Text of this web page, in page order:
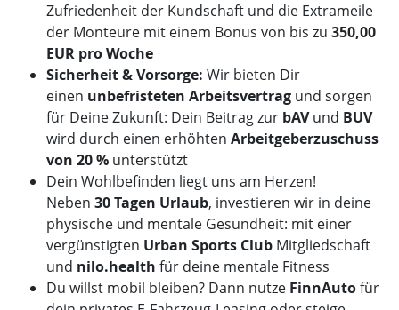
Zufriedenheit der Kundschaft und die Extrameile
der Monteure mit einem Bonus von bis zu 350,00
EUR pro Woche
Sicherheit & Vorsorge: Wir bieten Dir
einen unbefristeten Arbeitsvertrag und sorgen
für Deine Zukunft: Dein Beitrag zur bAVund BUV
wird durch einen erhöhten Arbeitgeberzuschuss
von 20 % unterstützt
Dein Wohlbefinden liegt uns am Herzen!
Neben 30 Tagen Urlaub, investieren wir in deine
physische und mentale Gesundheit: mit einer
vergünstigten Urban Sports Club Mitgliedschaft
und nilo.health für deine mentale Fitness
Du willst mobil bleiben? Dann nutze FinnAutofür